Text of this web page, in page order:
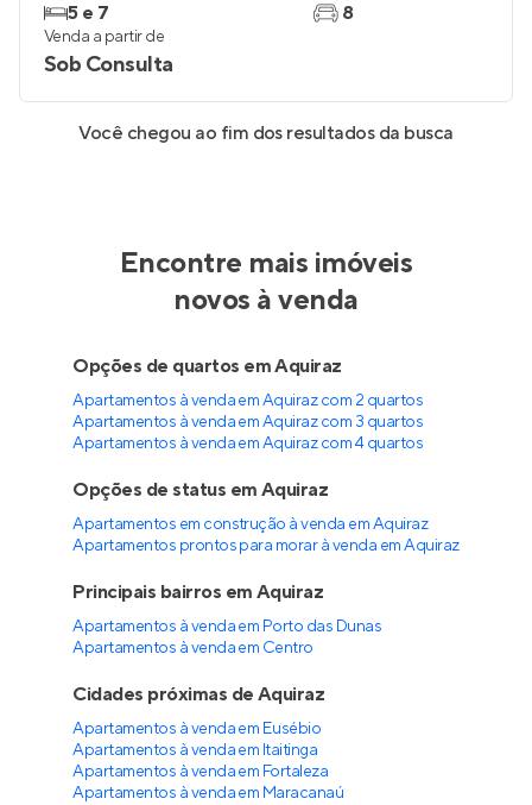
5 e 7
8
Venda a partir de
Sob Consulta
Você chegou ao fim dos resultados da busca
Encontre mais imóveis
novos à venda
Opções de quartos em Aquiraz
Apartamentos à venda em Aquiraz com 2 quartos
Apartamentos à venda em Aquiraz com 3 quartos
Apartamentos à venda em Aquiraz com 4 quartos
Opções de status em Aquiraz
Apartamentos em construção à venda em Aquiraz
Apartamentos prontos para morar à venda em Aquiraz
Principais bairros em Aquiraz
Apartamentos à venda em Porto das Dunas
Apartamentos à venda em Centro
Cidades próximas de Aquiraz
Apartamentos à venda em Eusébio
Apartamentos à venda em Itaitinga
Apartamentos à venda em Fortaleza
Apartamentos à venda em Maracanaú